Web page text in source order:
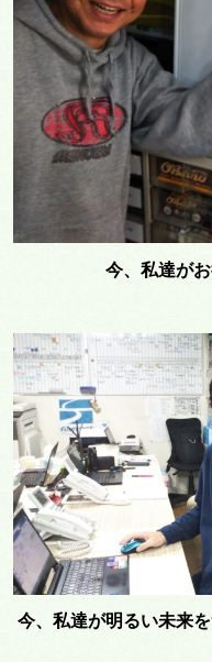
今、私達が
今、私達が明るい未来